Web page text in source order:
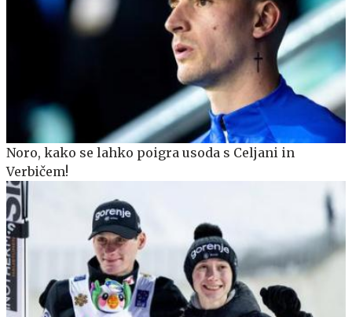
Noro, kako se lahko poigra usoda s Celjani in
Verbičem!